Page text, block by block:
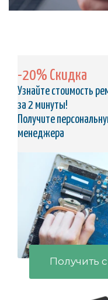
-20% Скидка
Узнайте стоимость
за 2 минуты!
Получите
менеджера
Получить